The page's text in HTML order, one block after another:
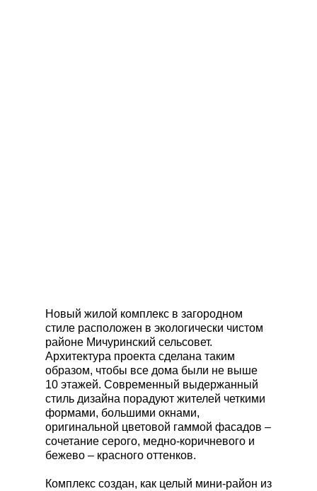
Новый жилой комплекс в загородном
стиле расположен в экологически чистом
районе Мичуринский сельсовет.
Архитектура проекта сделана таким
образом, чтобы все дома были не выше
10 этажей. Современный выдержанный
стиль дизайна порадуют жителей четкими
формами, большими окнами,
оригинальной цветовой гаммой фасадов –
сочетание серого, медно-коричневого и
бежево – красного оттенков.
Комплекс создан, как целый мини-район из